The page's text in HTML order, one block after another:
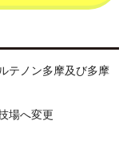
テノン多摩及び多摩
場へ変更